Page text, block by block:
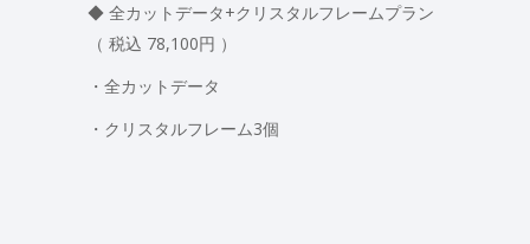
◆ 全カットデータ+クリスタルフレームプラン
（ 税込 78,100円 ）
・全カットデータ
・クリスタルフレーム3個